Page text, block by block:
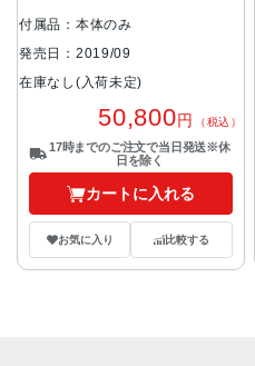
付属品：本体のみ
発売日：2019/09
在庫なし(入荷未定)
50,800円 （税込）
17時までのご注文で当日発送※休
日を除く
カートに入れる
お気に入り 比較する